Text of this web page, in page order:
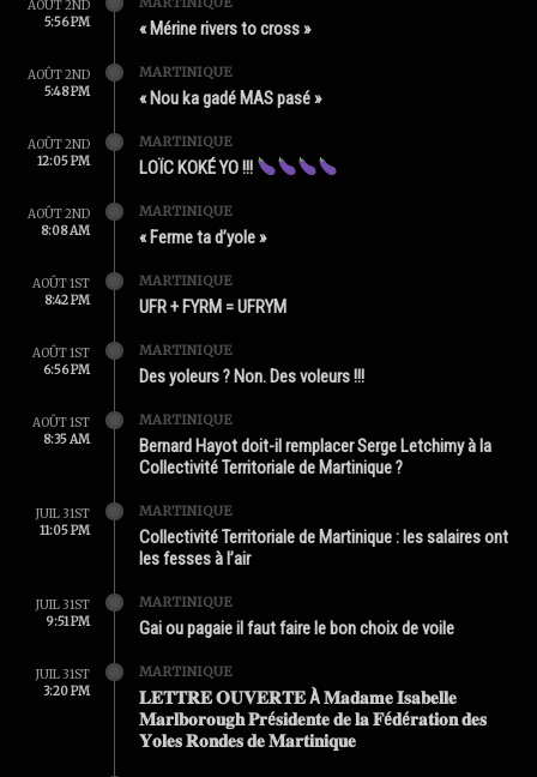
AOÛT 2ND
5:56 PM
« Mérine rivers to cross »
AOÛT 2ND
5:48 PM
MARTINIQUE
« Nou ka gadé MAS pasé »
AOÛT 2ND
12:05 PM
MARTINIQUE
LOÏC KOKÉ YO !!!
AOÛT 2ND
8:08 AM
MARTINIQUE
« Ferme ta d’yole »
AOÛT 1ST
8:42 PM
MARTINIQUE
UFR + FYRM = UFRYM
AOÛT 1ST
6:56 PM
MARTINIQUE
Des yoleurs ? Non. Des voleurs !!!
AOÛT 1ST
8:35 AM
MARTINIQUE
Bernard Hayot doit-il remplacer Serge Letchimy à la
Collectivité Territoriale de Martinique ?
JUIL 31ST
11:05 PM
MARTINIQUE
Collectivité Territoriale de Martinique : les salaires ont
les fesses à l’air
JUIL 31ST
9:51 PM
MARTINIQUE
Gai ou pagaie il faut faire le bon choix de voile
JUIL 31ST
3:20 PM
MARTINIQUE
𝐋𝐄𝐓𝐓𝐑𝐄 𝐎𝐔𝐕𝐄𝐑𝐓𝐄 À 𝐌𝐚𝐝𝐚𝐦𝐞 𝐈𝐬𝐚𝐛𝐞𝐥𝐥𝐞
𝐌𝐚𝐫𝐥𝐛𝐨𝐫𝐨𝐮𝐠𝐡 𝐏𝐫é𝐬𝐢𝐝𝐞𝐧𝐭𝐞 𝐝𝐞 𝐥𝐚 𝐅é𝐝é𝐫𝐚𝐭𝐢𝐨𝐧 𝐝𝐞𝐬
𝐘𝐨𝐥𝐞𝐬 𝐑𝐨𝐧𝐝𝐞𝐬 𝐝𝐞 𝐌𝐚𝐫𝐭𝐢𝐧𝐢𝐪𝐮𝐞